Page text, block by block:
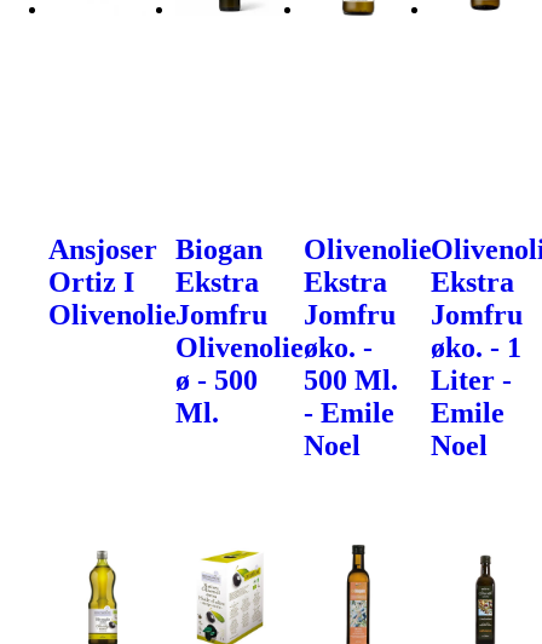
Ansjoser
Ortiz I
Olivenolie
Biogan
Ekstra
Jomfru
Olivenolie
ø - 500
Ml.
Olivenolie
Ekstra
Jomfru
øko. -
500 Ml.
- Emile
Noel
Ekstra
Jomfru
øko. - 1
Liter -
Emile
Noel